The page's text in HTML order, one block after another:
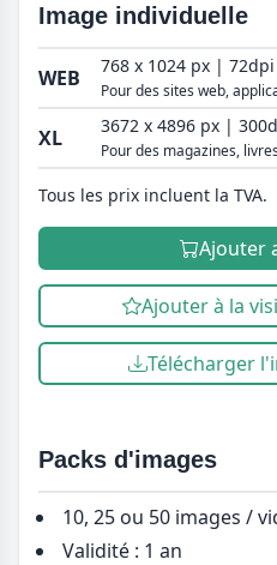
Image individuelle
WEB 768 x 1024 px |
Pour des sites web,
XL 3672 x 4896 px |
Pour des magazines,
Tous les prix incluent la TVA.
Ajouter
Ajouter à la
Télécharger
Packs d'images
10, 25 ou 50 images /
Validité : 1 an